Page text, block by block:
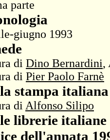
parte
giugno 1993
di Dino Bernardini,
di Pier Paolo Farnè
stampa italiana
di Alfonso Silipo
librerie italiane
dell'annata